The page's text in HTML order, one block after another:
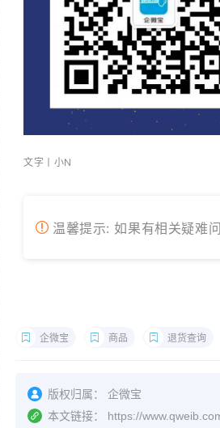
文字丨小N
温馨提示: 如果有相关疑难
企微宝 商品 退货查询
版权归属：
企微宝
本文链接：
https://